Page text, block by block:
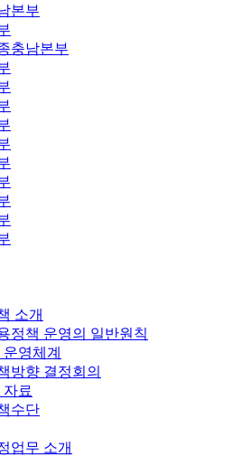
본부
충남본부
소개
정책 운영의 일반원칙
영체계
방향 결정회의
자료
수단
업무 소개